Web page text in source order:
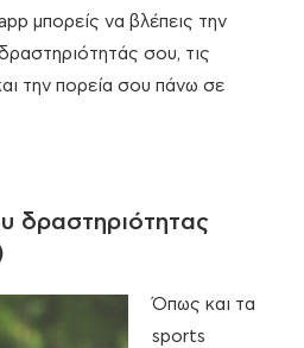
μπορείς να βλέπεις την
σου, τις
την πορεία σου πάνω σε
δραστηριότητας
Όπως και τα
sports